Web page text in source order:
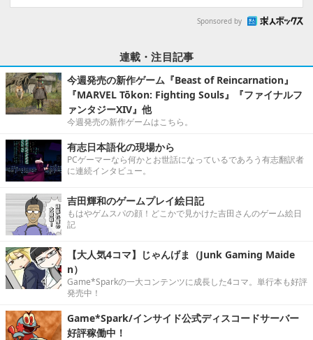
Sponsored by
連載・注目記事
今週発売の新作ゲーム『Beast of Reincarnation』
『MARVEL Tōkon: Fighting Souls』『ファイナルフ
ァンタジーXIV』他
今週発売の新作ゲームはこちら。
有志日本語化の現場から
PCゲーマーなら何かとお世話になっているであろう有志翻訳者
に連続インタビュー。
吉田輝和のゲームプレイ絵日記
もはやゲムスパの顔！どこかで見かけた吉田さんのゲーム絵日
記
【大人気4コマ】じゃんげま（Junk Gaming Maide
n）
Game*Sparkの一大コンテンツに成長した4コマ。単行本も好評
発売中！
Game*Spark/インサイド公式ディスコードサーバー
好評稼働中！